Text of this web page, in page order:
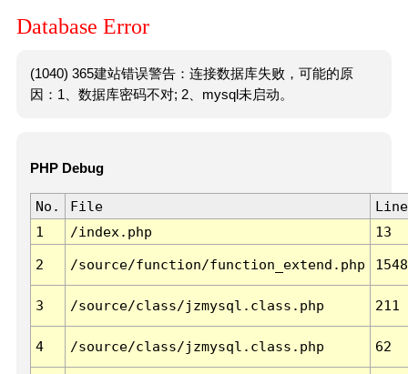
Database Error
(1040) 365建站错误警告：连接数据库失败，可能的原
因：1、数据库密码不对; 2、mysql未启动。
PHP Debug
No. File
Line
1
/index.php 13
2 /source/function/function_extend.php 1548
3 /source/class/jzmysql.class.php 211
4 /source/class/jzmysql.class.php 62